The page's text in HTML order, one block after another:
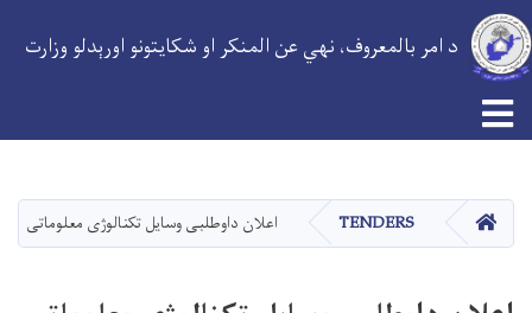
دانګل
د امر بالمعروف، نهي عن المنکر او شکایتونو اورېدلو وزارت
Toggle navigation
کور TENDERS اعلان داوطلبی وسایل تکنالوژی معلوماتی